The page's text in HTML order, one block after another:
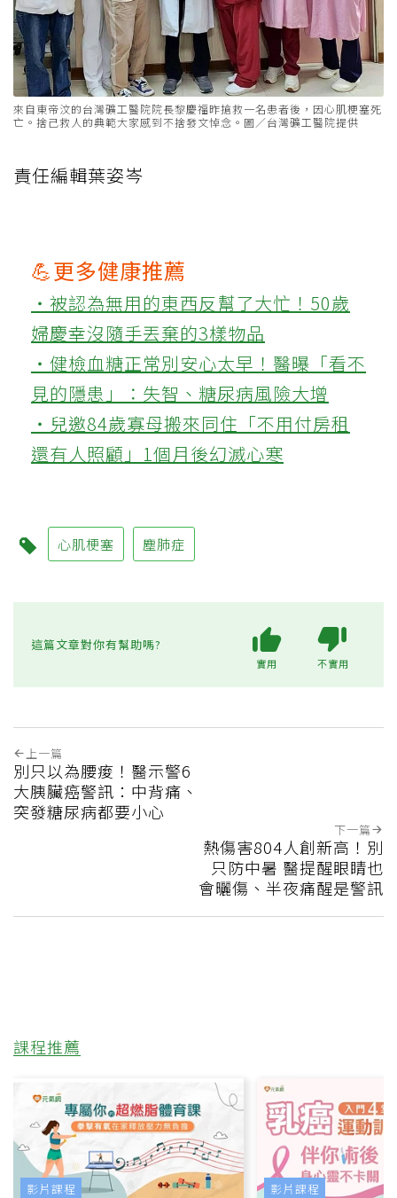
來自東帝汶的台灣礦工醫院院長黎慶福昨搶救一名患者後，因心肌梗塞死
亡。捨己救人的典範大家感到不捨發文悼念。圖／台灣礦工醫院提供
責任編輯葉姿岑
💪更多健康推薦
‧被認為無用的東西反幫了大忙！50歲
婦慶幸沒隨手丟棄的3樣物品
‧健檢血糖正常別安心太早！醫曝「看不
見的隱患」：失智、糖尿病風險大增
‧兒邀84歲寡母搬來同住「不用付房租
還有人照顧」1個月後幻滅心寒
心肌梗塞 塵肺症
這篇文章對你有幫助嗎?
實用 不實用
上一篇
別只以為腰痠！醫示警6
大胰臟癌警訊：中背痛、
突發糖尿病都要小心
下一篇
熱傷害804人創新高！別
只防中暑 醫提醒眼睛也
會曬傷、半夜痛醒是警訊
課程推薦
影片課程 影片課程